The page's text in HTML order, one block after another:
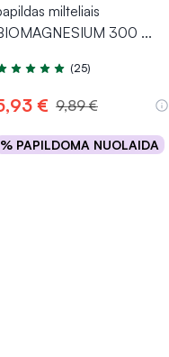
milteliais
300 ...
4.8 iš 5
(25)
€ 9,89 €
% PAPILDOMA NUOLAIDA
Į krepšelį